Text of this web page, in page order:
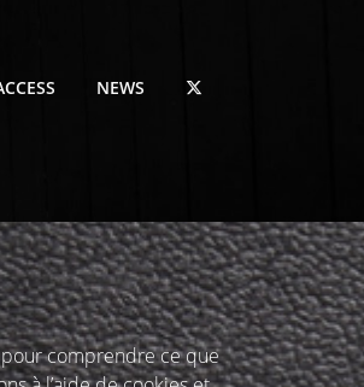
NEWS
comprendre ce que